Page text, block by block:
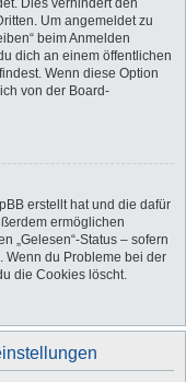
Dies verhindert den
Um angemeldet zu
beim Anmelden
dich an einem öffentlichen
Wenn diese Option
von der Board-
erstellt hat und die dafür
ermöglichen
„Gelesen“-Status – sofern
Wenn du Probleme bei der
die Cookies löscht.